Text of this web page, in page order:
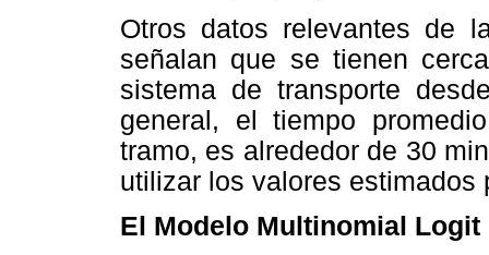
Otros datos relevantes de
señalan que se tienen
sistema de transporte
general, el tiempo
tramo, es alrededor de 30
utilizar los valores estimados
El Modelo Multinomial Logit